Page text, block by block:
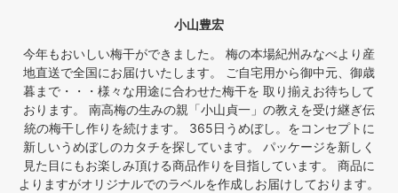
小山豊宏
今年もおいしい梅干ができました。 梅の本場紀州みなべより産
地直送で全国にお届けいたします。 ご自宅用から御中元、御歳
暮まで・・・様々な用途に合わせた梅干を 取り揃えお待ちして
おります。 南高梅の生みの親「小山貞一」の教えを受け継ぎ伝
統の梅干し作りを続けます。 365日うめぼし。をコンセプトに
新しいうめぼしのカタチを探しています。 パッケージを新しく
見た目にもお楽しみ頂ける商品作りを目指しています。 商品に
よりますがオリジナルでのラベルを作成しお届けしております。